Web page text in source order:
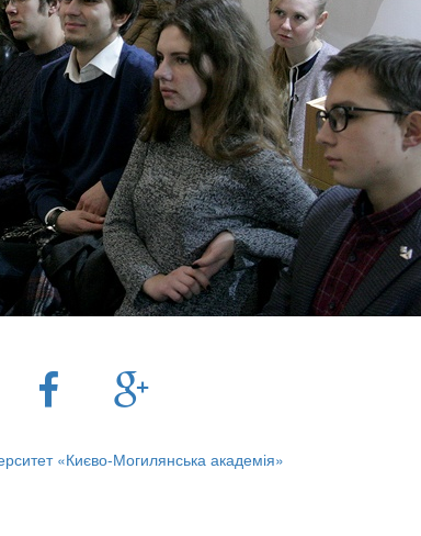
«Києво-Могилянська академія»